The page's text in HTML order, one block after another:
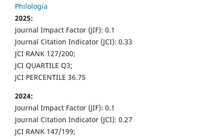
Philologia
2025:
Journal Impact Factor (JIF): 0.1
Journal Citation Indicator (JCI): 0.33
JCI RANK 127/200;
JCI QUARTILE Q3;
JCI PERCENTILE 36.75
2024:
Journal Impact Factor (JIF): 0.1
Journal Citation Indicator (JCI): 0.27
JCI RANK 147/199;